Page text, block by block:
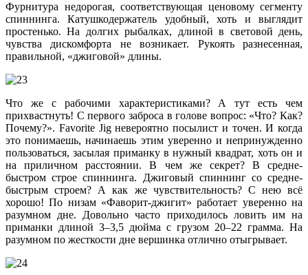
Фурнитура недорогая, соответствующая ценовому сегменту
спиннинга. Катушкодержатель удобный, хоть и выглядит
простенько. На долгих рыбалках, длиной в световой день,
чувства дискомфорта не возникает. Рукоять разнесенная,
правильной, «джиговой» длины.
Что же с рабочими характеристиками? А тут есть чем
прихвастнуть! С первого заброса в голове вопрос: «Что? Как?
Почему?». Favorite Jig невероятно посылист и точен. И когда
это понимаешь, начинаешь этим уверенно и непринужденно
пользоваться, засылая приманку в нужный квадрат, хоть он и
на приличном расстоянии. В чем же секрет? В средне-
быстром строе спиннинга. Джиговый спиннинг со средне-
быстрым строем? А как же чувствительность? С нею всё
хорошо! По низам «Фаворит-джигит» работает уверенно на
разумном дне. Довольно часто приходилось ловить им на
приманки длиной 3–3,5 дюйма с грузом 20–22 грамма. На
разумном по жесткости дне вершинка отлично отыгрывает.